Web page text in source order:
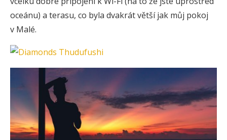
oceánu) a terasu, co byla dvakrát větší jak můj pokoj
v Malé.